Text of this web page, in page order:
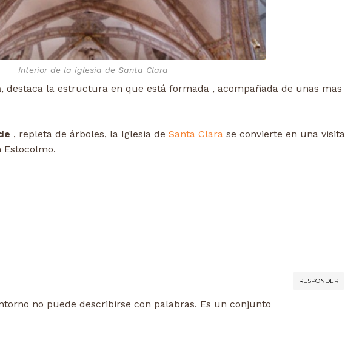
Interior de la iglesia de Santa Clara
, destaca la estructura en que está formada , acompañada de unas mas
, repleta de árboles, la Iglesia de Santa Clara se convierte en una visita
RESPONDER
no puede describirse con palabras. Es un conjunto